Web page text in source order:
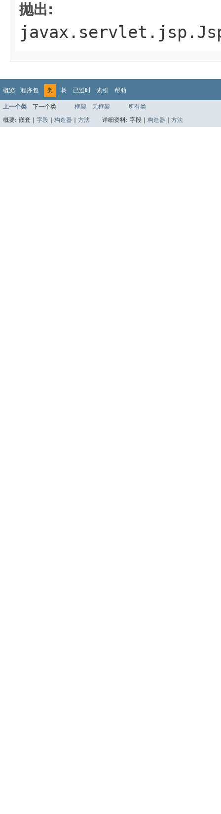
抛出:
概览 程序包 类 树 已过时 索引 帮助
上一个类 下一个类 框架 无框架
所有类
概要: 嵌套 | 字段 构造器 方法 详细资料: 字段 | 构造器 方法